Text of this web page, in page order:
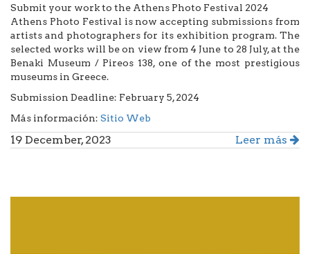
Submit your work to the Athens Photo Festival 2024
Athens Photo Festival is now accepting submissions from
artists and photographers for its exhibition program. The
selected works will be on view from 4 June to 28 July, at the
Benaki Museum / Pireos 138, one of the most prestigious
museums in Greece.
Submission Deadline: February 5, 2024
Más información: Sitio Web
19 December, 2023 Leer más